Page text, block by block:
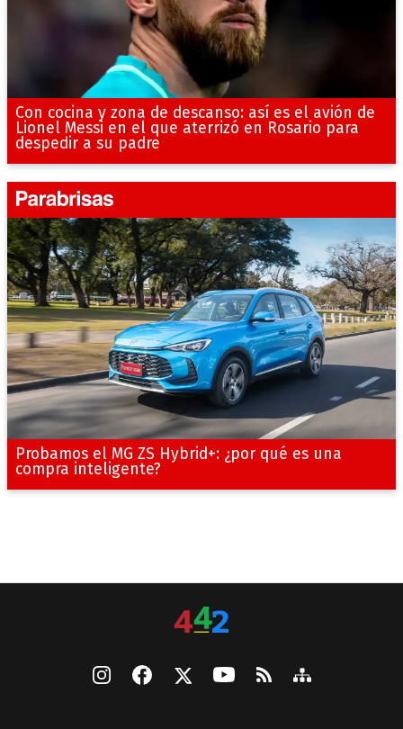
Con cocina y zona de descanso: así es el avión de
Lionel Messi en el que aterrizó en Rosario para
despedir a su padre
Probamos el MG ZS Hybrid+: ¿por qué es una
compra inteligente?